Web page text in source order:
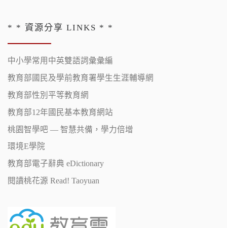
* * 資源分享 LINKS * *
中小學常用中英雙語詞彙彙編
教育部國民及學前教育署學生生涯輔導網
教育部性別平等教育網
教育部12年國民基本教育網站
桃園智學吧 — 智慧共備，學力倍增
環境E學院
教育部電子辭典 eDictionary
閱讀桃花源 Read! Taoyuan